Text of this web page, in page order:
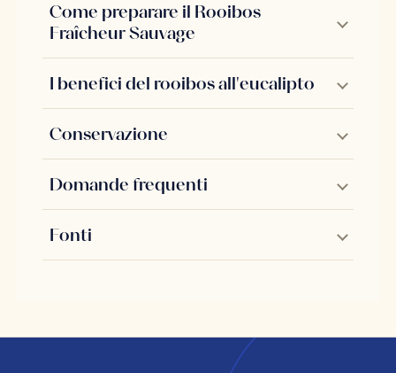
Come preparare il Rooibos
Fraîcheur Sauvage
I benefici del rooibos all'eucalipto
Conservazione
Domande frequenti
Fonti